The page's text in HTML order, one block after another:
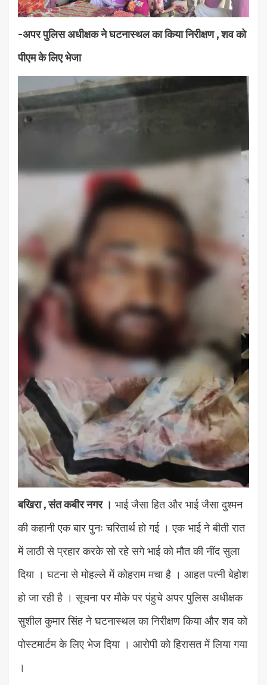
-अपर पुलिस अधीक्षक ने घटनास्थल का किया निरीक्षण , शव को
पीएम के लिए भेजा
बखिरा , संत कबीर नगर । भाई जैसा हित और भाई जैसा दुश्मन
की कहानी एक बार पुनः चरितार्थ हो गई । एक भाई ने बीती रात
में लाठी से प्रहार करके सो रहे सगे भाई को मौत की नींद सुला
दिया । घटना से मोहल्ले में कोहराम मचा है । आहत पत्नी बेहोश
हो जा रही है । सूचना पर मौके पर पंहुचे अपर पुलिस अधीक्षक
सुशील कुमार सिंह ने घटनास्थल का निरीक्षण किया और शव को
पोस्टमार्टम के लिए भेज दिया । आरोपी को हिरासत में लिया गया
।